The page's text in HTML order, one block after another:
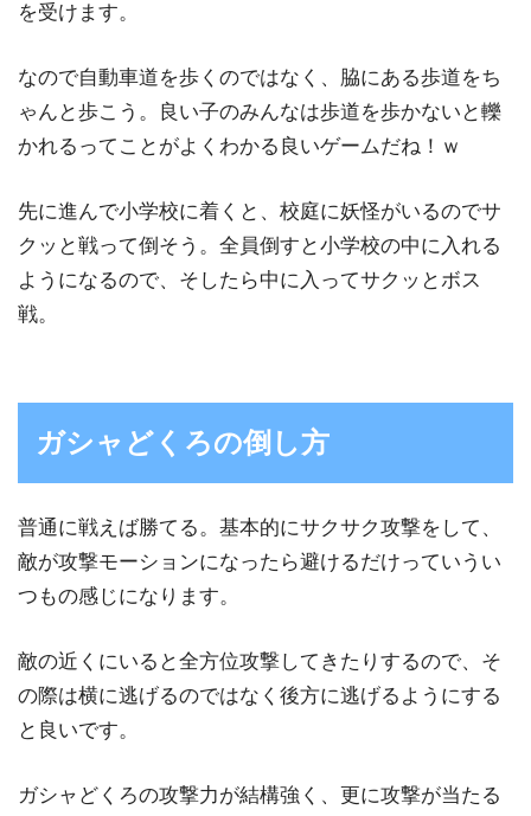
を受けます。
なので自動車道を歩くのではなく、脇にある歩道をち
ゃんと歩こう。良い子のみんなは歩道を歩かないと轢
かれるってことがよくわかる良いゲームだね！ｗ
先に進んで小学校に着くと、校庭に妖怪がいるのでサ
クッと戦って倒そう。全員倒すと小学校の中に入れる
ようになるので、そしたら中に入ってサクッとボス
戦。
ガシャどくろの倒し方
普通に戦えば勝てる。基本的にサクサク攻撃をして、
敵が攻撃モーションになったら避けるだけっていうい
つもの感じになります。
敵の近くにいると全方位攻撃してきたりするので、そ
の際は横に逃げるのではなく後方に逃げるようにする
と良いです。
ガシャどくろの攻撃力が結構強く、更に攻撃が当たる